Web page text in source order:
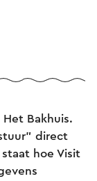
Bakhuis.
direct
hoe Visit